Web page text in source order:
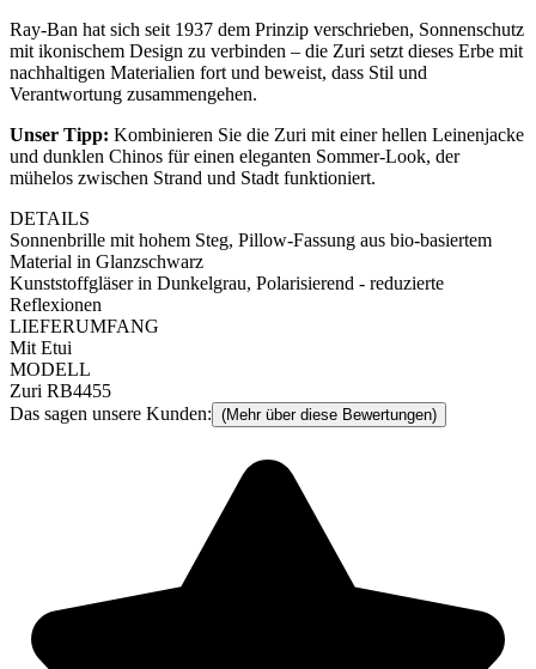
Ray-Ban hat sich seit 1937 dem Prinzip verschrieben, Sonnenschutz
mit ikonischem Design zu verbinden – die Zuri setzt dieses Erbe mit
nachhaltigen Materialien fort und beweist, dass Stil und
Verantwortung zusammengehen.
Unser Tipp: Kombinieren Sie die Zuri mit einer hellen Leinenjacke
und dunklen Chinos für einen eleganten Sommer-Look, der
mühelos zwischen Strand und Stadt funktioniert.
DETAILS
Sonnenbrille mit hohem Steg, Pillow-Fassung aus bio-basiertem
Material in Glanzschwarz
Kunststoffgläser in Dunkelgrau, Polarisierend - reduzierte
Reflexionen
LIEFERUMFANG
Mit Etui
MODELL
Zuri RB4455
Das sagen unsere Kunden: (Mehr über diese Bewertungen)